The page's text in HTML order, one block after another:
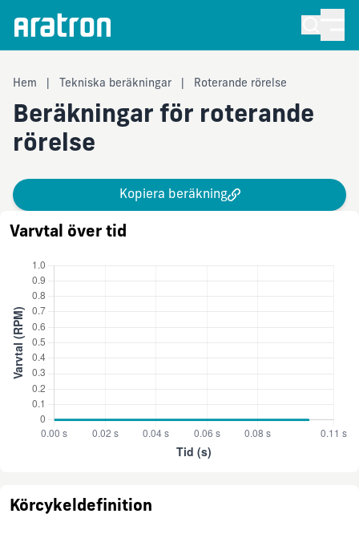
Hem Tekniska beräkningar Roterande rörelse
Beräkningar för roterande
rörelse
Kopiera beräkning
Körcykeldefinition
Varvtal över tid